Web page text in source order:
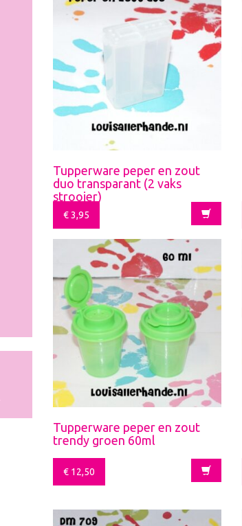
Tupperware peper en zout
duo transparant (2 vaks
strooier)
€3,95
Tupperware peper en zout
trendy groen 60ml
€ 12,50